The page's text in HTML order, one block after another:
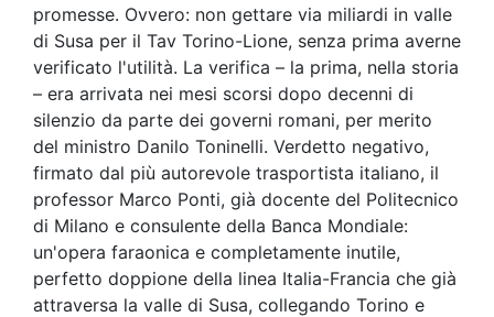
promesse. Ovvero: non gettare via miliardi in valle
di Susa per il Tav Torino-Lione, senza prima averne
verificato l'utilità. La verifica – la prima, nella storia
– era arrivata nei mesi scorsi dopo decenni di
silenzio da parte dei governi romani, per merito
del ministro Danilo Toninelli. Verdetto negativo,
firmato dal più autorevole trasportista italiano, il
professor Marco Ponti, già docente del Politecnico
di Milano e consulente della Banca Mondiale:
un'opera faraonica e completamente inutile,
perfetto doppione della linea Italia-Francia che già
attraversa la valle di Susa, collegando Torino e